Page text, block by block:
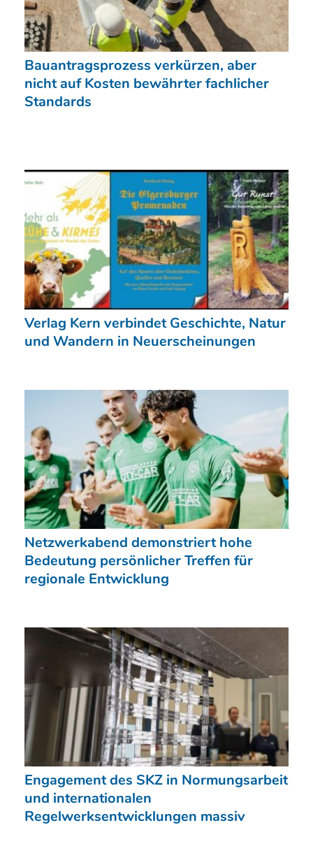
Bauantragsprozess verkürzen, aber
nicht auf Kosten bewährter fachlicher
Standards
Verlag Kern verbindet Geschichte, Natur
und Wandern in Neuerscheinungen
Netzwerkabend demonstriert hohe
Bedeutung persönlicher Treffen für
regionale Entwicklung
Engagement des SKZ in Normungsarbeit
und internationalen
Regelwerksentwicklungen massiv